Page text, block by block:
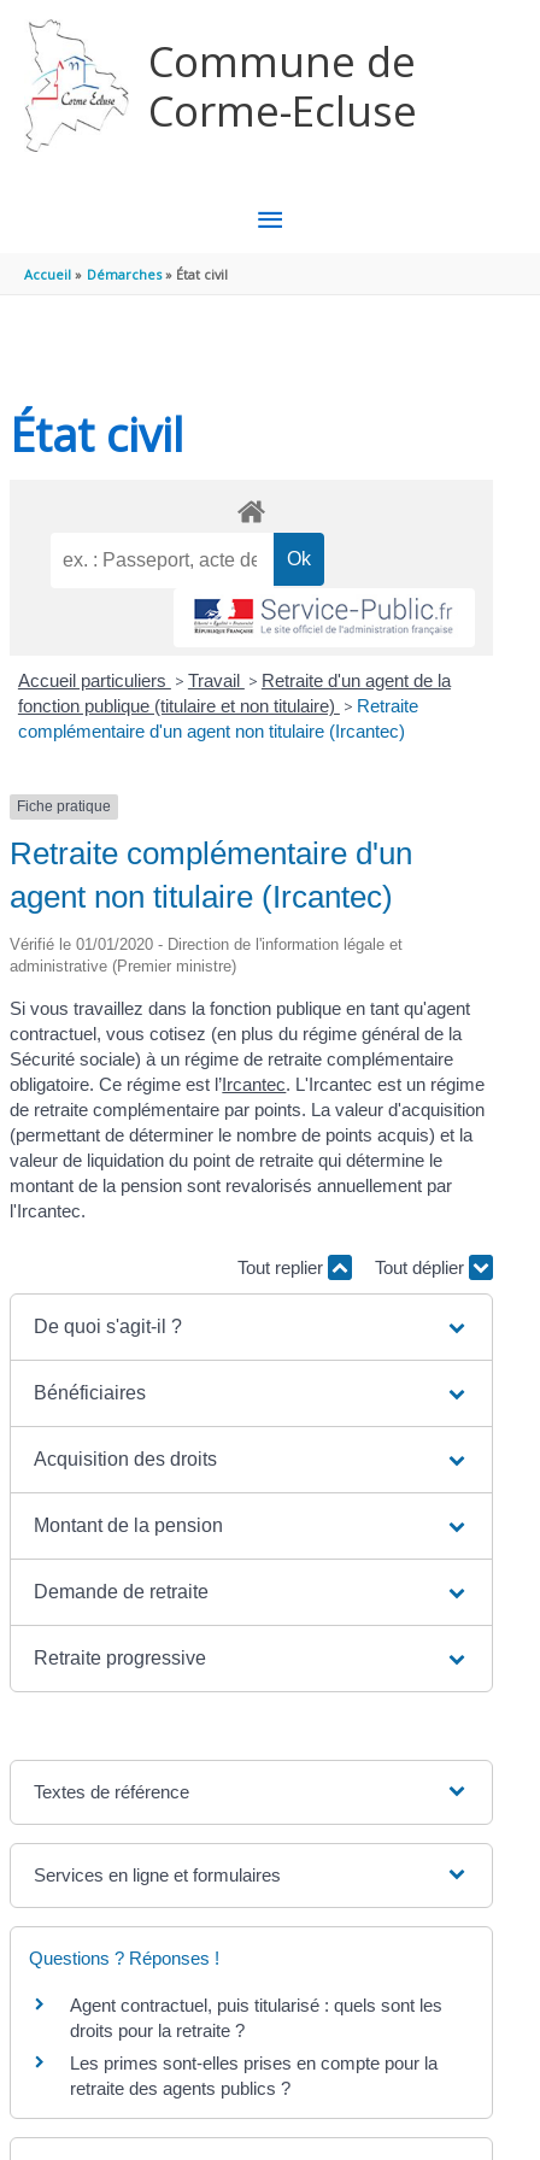
Commune de
Corme-Ecluse
MENU
Accueil Démarches État civil
État civil
Accueil particuliers > Travail > Retraite d'un agent de la
fonction publique (titulaire et non titulaire) > Retraite
complémentaire d'un agent non titulaire (Ircantec)
Fiche pratique
Retraite complémentaire d'un
agent non titulaire (Ircantec)
Vérifié le 01/01/2020 - Direction de l'information légale et
administrative (Premier ministre)
Si vous travaillez dans la fonction publique en tant qu'agent
contractuel, vous cotisez (en plus du régime général de la
Sécurité sociale) à un régime de retraite complémentaire
obligatoire. Ce régime est l’Ircantec. L'Ircantec est un régime
de retraite complémentaire par points. La valeur d'acquisition
(permettant de déterminer le nombre de points acquis) et la
valeur de liquidation du point de retraite qui détermine le
montant de la pension sont revalorisés annuellement par
l'Ircantec.
Tout replier Tout déplier
De quoi s'agit-il ?
Bénéficiaires
Acquisition des droits
Montant de la pension
Demande de retraite
Retraite progressive
Textes de référence
Services en ligne et formulaires
Questions ? Réponses !
Agent contractuel, puis titularisé : quels sont les
droits pour la retraite ?
Les primes sont-elles prises en compte pour la
retraite des agents publics ?